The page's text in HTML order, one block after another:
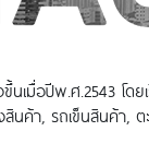
นเมื่อปีพ.ศ.2543 โด
สินค้า, รถเข็นสินค้า,